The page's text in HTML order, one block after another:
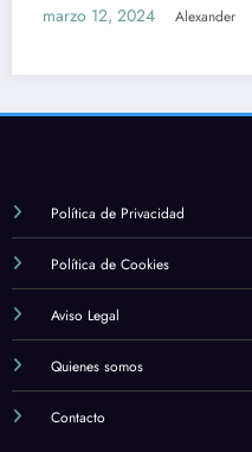
marzo 12, 2024 Alexander
Política de Privacidad
Política de Cookies
Aviso Legal
Quienes somos
Contacto